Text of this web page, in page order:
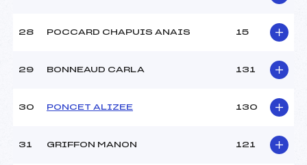
28 POCCARD CHAPUIS ANAIS 15
29 BONNEAUD CARLA 131
30 PONCET ALIZEE 130
31 GRIFFON MANON 121